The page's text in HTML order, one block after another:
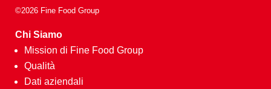
©2026 Fine Food Group
Chi Siamo
Mission di Fine Food Group
Qualità
Dati aziendali